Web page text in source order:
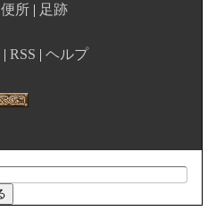
便所 足跡
RSS ヘルプ